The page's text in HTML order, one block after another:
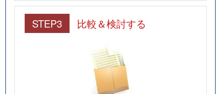
STEP3 比較＆検討する